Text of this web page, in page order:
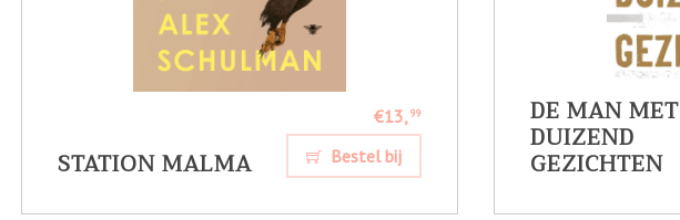
STATION MALMA
€13,99
Bestel bij
DE MAN MET
DUIZEND
GEZICHTEN